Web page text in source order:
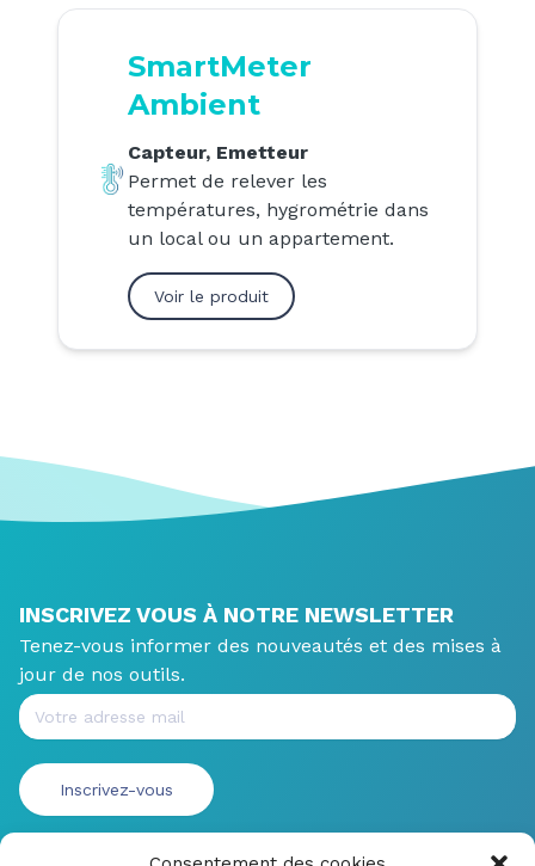
SmartMeter
Ambient
Capteur, Emetteur
Permet de relever les
températures, hygrométrie dans
un local ou un appartement.
Voir le produit
INSCRIVEZ VOUS À NOTRE NEWSLETTER
Tenez-vous informer des nouveautés et des mises à
jour de nos outils.